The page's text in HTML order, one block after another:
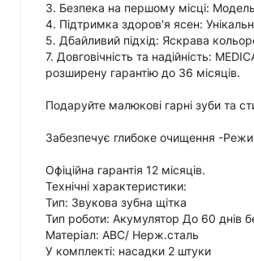
3. Безпека на першому місці:
4. Підтримка здоров'я ясен:
5. Дбайливий підхід: Яскрава
7. Довговічність та надійність:
розширену гарантію до 36 місяців.
Подаруйте малюкові гарні зуби та
Забезпечує глибоке очищення -
Офіційна гарантія 12 місяців.
Технічні характеристики:
Тип: Звукова зубна щітка
Тип роботи: Акумулятор До 60 днів
Матеріал: АВС/ Нерж.сталь
У комплекті: насадки 2 штуки